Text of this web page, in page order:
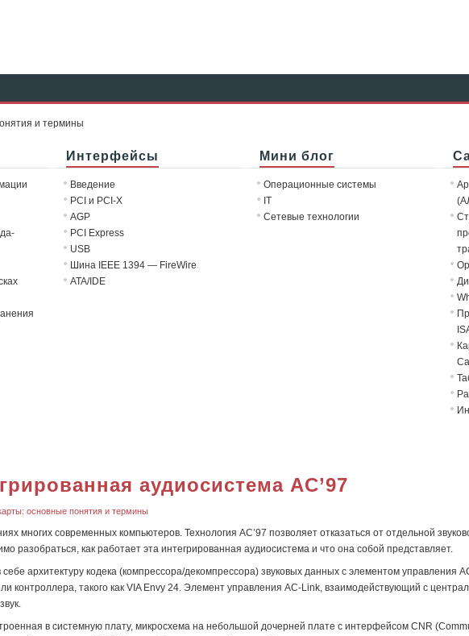
и термины
Интерфейсы
Введение
PCI и PCI-X
AGP
PCI Express
USB
Шина IEEE 1394 — FireWire
ATA/IDE
Мини блог
Операционные системы
IT
Сетевые технологии
аудиосистема AC’97
основные понятия и термины
многих современных компьютеров. Технология AC’97 позволяет отказаться от отдельной
как работает эта интегрированная аудиосистема и что она собой представляет.
архитектуру кодека (компрессора/декомпрессора) звуковых данных с элементом управления
контроллера, такого как VIA Envy 24. Элемент управления AC-Link, взаимодействующий с
в системную плату, микросхема на небольшой дочерней плате с интерфейсом CNR